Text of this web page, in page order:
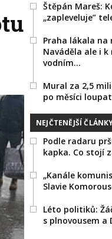
Štěpán Mareš:
„zapleveluje”
Praha lákala na
Naváděla ale i
vodním…
Mural za 2,5
po měsíci
NEJČTENĚJŠÍ
Podle radaru
kapka. Co stojí
„Kanále
Slavie
Léto politiků:
s plnovousem a